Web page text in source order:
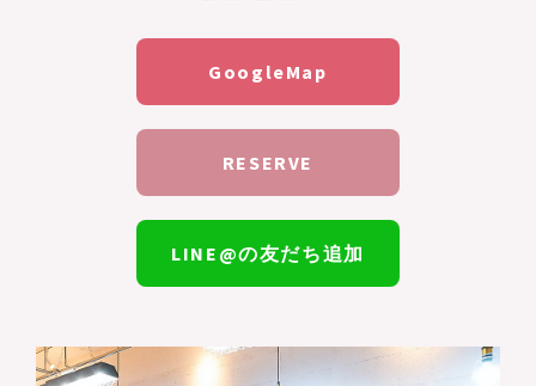
GoogleMap
RESERVE
LINE@の友だち追加